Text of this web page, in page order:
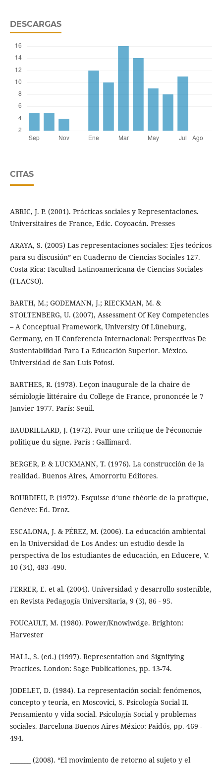
DESCARGAS
CITAS
ABRIC, J. P. (2001). Prácticas sociales y Representaciones.
Universitaires de France, Edic. Coyoacán. Presses
ARAYA, S. (2005) Las representaciones sociales: Ejes teóricos
para su discusión” en Cuaderno de Ciencias Sociales 127.
Costa Rica: Facultad Latinoamericana de Ciencias Sociales
(FLACSO).
BARTH, M.; GODEMANN, J.; RIECKMAN, M. &
STOLTENBERG, U. (2007), Assessment Of Key Competencies
– A Conceptual Framework, University Of Lüneburg,
Germany, en II Conferencia Internacional: Perspectivas De
Sustentabilidad Para La Educación Superior. México.
Universidad de San Luis Potosí.
BARTHES, R. (1978). Leçon inaugurale de la chaire de
sémiologie littéraire du College de France, prononcée le 7
Janvier 1977. París: Seuil.
BAUDRILLARD, J. (1972). Pour une critique de l‘économie
politique du signe. París : Gallimard.
BERGER, P. & LUCKMANN, T. (1976). La construcción de la
realidad. Buenos Aires, Amorrortu Editores.
BOURDIEU, P. (1972). Esquisse d‘une théorie de la pratique,
Genève: Ed. Droz.
ESCALONA, J. & PÉREZ, M. (2006). La educación ambiental
en la Universidad de Los Andes: un estudio desde la
perspectiva de los estudiantes de educación, en Educere, V.
10 (34), 483 -490.
FERRER, E. et al. (2004). Universidad y desarrollo sostenible,
en Revista Pedagogía Universitaria, 9 (3), 86 - 95.
FOUCAULT, M. (1980). Power/Knowlwdge. Brighton:
Harvester
HALL, S. (ed.) (1997). Representation and Signifying
Practices. London: Sage Publicationes, pp. 13-74.
JODELET, D. (1984). La representación social: fenómenos,
concepto y teoría, en Moscovici, S. Psicología Social II.
Pensamiento y vida social. Psicología Social y problemas
sociales. Barcelona-Buenos Aires-México: Paidós, pp. 469 -
494.
_______ (2008). “El movimiento de retorno al sujeto y el